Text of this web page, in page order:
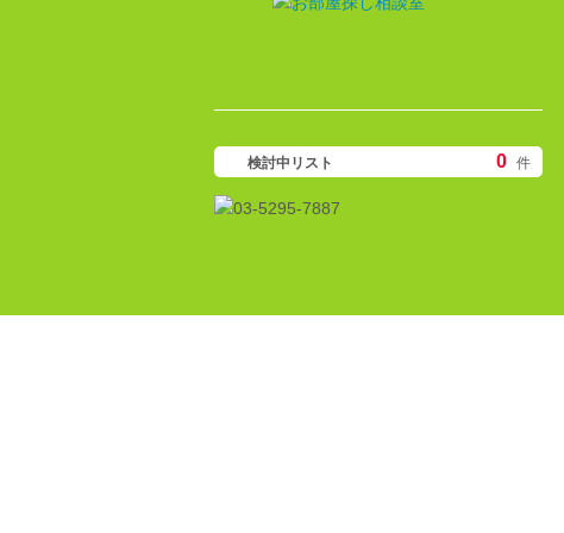
検討中リスト 0 件